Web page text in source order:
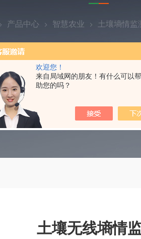
欢迎您！
来自局域网的朋友！有什么可以帮
助您的吗？
技术文章 在线留言
产品中心 智慧农业 土壤墒情监
土壤无线墒情